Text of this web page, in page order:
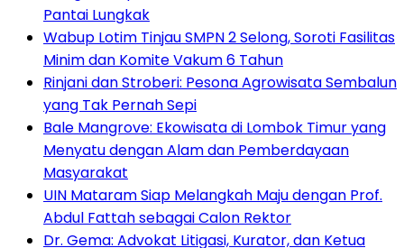
Pantai Lungkak
Wabup Lotim Tinjau SMPN 2 Selong, Soroti Fasilitas
Minim dan Komite Vakum 6 Tahun
Rinjani dan Stroberi: Pesona Agrowisata Sembalun
yang Tak Pernah Sepi
Bale Mangrove: Ekowisata di Lombok Timur yang
Menyatu dengan Alam dan Pemberdayaan
Masyarakat
UIN Mataram Siap Melangkah Maju dengan Prof.
Abdul Fattah sebagai Calon Rektor
Dr. Gema: Advokat Litigasi, Kurator, dan Ketua